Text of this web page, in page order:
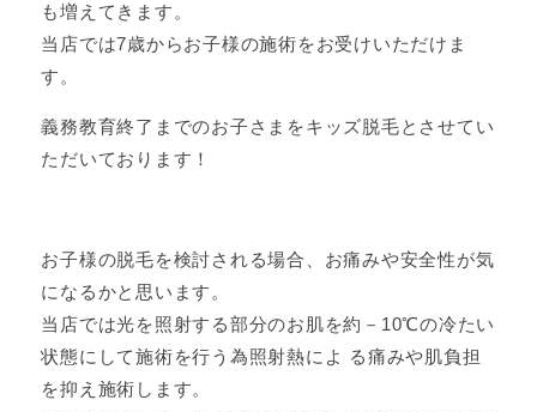
も増えてきます。
当店では7歳からお子様の施術をお受けいただけま
す。
義務教育終了までのお子さまをキッズ脱毛とさせてい
ただいております！
お子様の脱毛を検討される場合、お痛みや安全性が気
になるかと思います。
当店では光を照射する部分のお肌を約－10℃の冷たい
状態にして施術を行う為照射熱によ る痛みや肌負担
を抑え施術します。